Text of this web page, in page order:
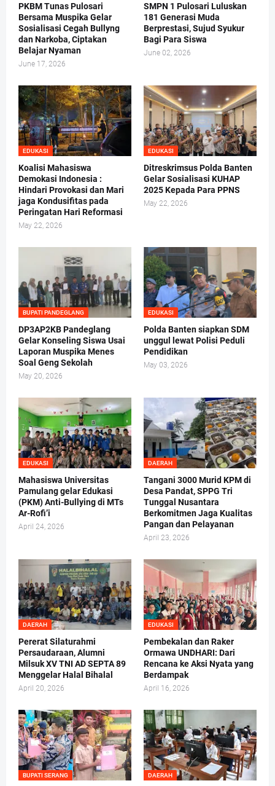
PKBM Tunas Pulosari
Bersama Muspika Gelar
Sosialisasi Cegah Bullyng
dan Narkoba, Ciptakan
Belajar Nyaman
June 17, 2026
SMPN 1 Pulosari Luluskan
181 Generasi Muda
Berprestasi, Sujud Syukur
Bagi Para Siswa
June 02, 2026
EDUKASI
Koalisi Mahasiswa
Demokasi Indonesia :
Hindari Provokasi dan Mari
jaga Kondusifitas pada
Peringatan Hari Reformasi
May 22, 2026
EDUKASI
Ditreskrimsus Polda Banten
Gelar Sosialisasi KUHAP
2025 Kepada Para PPNS
May 22, 2026
BUPATI PANDEGLANG
DP3AP2KB Pandeglang
Gelar Konseling Siswa Usai
Laporan Muspika Menes
Soal Geng Sekolah
May 20, 2026
EDUKASI
Polda Banten siapkan SDM
unggul lewat Polisi Peduli
Pendidikan
May 03, 2026
EDUKASI
Mahasiswa Universitas
Pamulang gelar Edukasi
(PKM) Anti-Bullying di MTs
Ar-Rofi’i
April 24, 2026
DAERAH
Tangani 3000 Murid KPM di
Desa Pandat, SPPG Tri
Tunggal Nusantara
Berkomitmen Jaga Kualitas
Pangan dan Pelayanan
April 23, 2026
DAERAH
Pererat Silaturahmi
Persaudaraan, Alumni
Milsuk XV TNI AD SEPTA 89
Menggelar Halal Bihalal
April 20, 2026
EDUKASI
Pembekalan dan Raker
Ormawa UNDHARI: Dari
Rencana ke Aksi Nyata yang
Berdampak
April 16, 2026
BUPATI SERANG DAERAH